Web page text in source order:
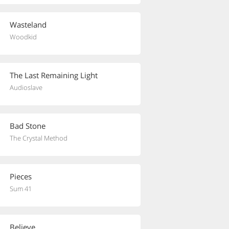
Wasteland
Woodkid
The Last Remaining Light
Audioslave
Bad Stone
The Crystal Method
Pieces
Sum 41
Believe